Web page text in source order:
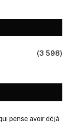
(3 598)
pense avoir déjà